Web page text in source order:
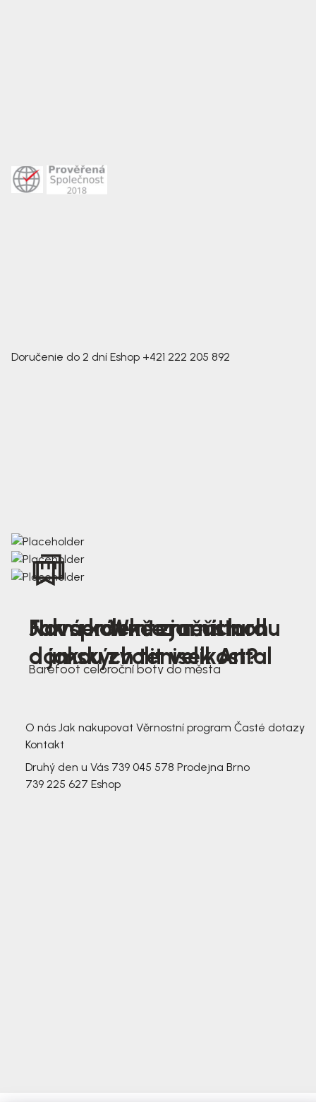
Doručenie do 2 dní Eshop +421 222 205 892
Nová kolekce jarních
dámských tenisek Antal
Jak správně změřit nohu
a jakou zvolit velikost?
Farmer Winter mustard
Barefoot celoroční boty do města
O nás Jak nakupovat Věrnostní program Časté dotazy
Kontakt
Druhý den u Vás 739 045 578 Prodejna Brno
739 225 627 Eshop